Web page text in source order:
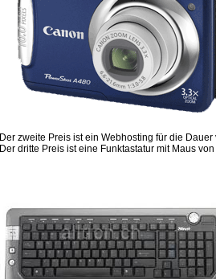
Der zweite Preis ist ein Webhosting für die Dauer
Der dritte Preis ist eine Funktastatur mit Maus von